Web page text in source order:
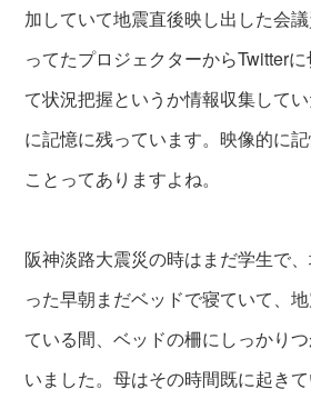
加していて地震直後映し出した会
ってたプロ ジェクターからTwitterに
て状況把握というか情報収集して
に記憶に残っています。映像的に
ことってありますよね。
阪神淡路大震災の時はまだ学生で
った早朝まだベッドで寝ていて、
ている間、ベッドの柵にしっかり
いま した。母はその時間既に起き